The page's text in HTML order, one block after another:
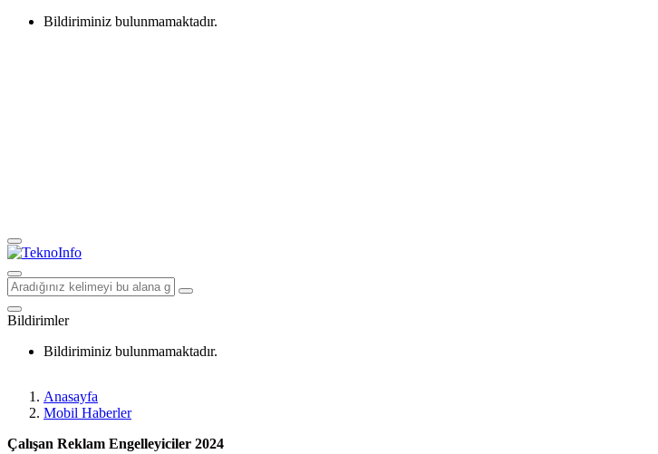
Bildiriminiz bulunmamaktadır.
Bildirimler
Bildiriminiz bulunmamaktadır.
Anasayfa
Mobil Haberler
Çalışan Reklam Engelleyiciler 2024